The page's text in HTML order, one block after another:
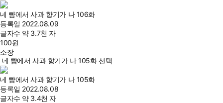
네 뺨에서 사과 향기가 나 106화
등록일 2022.08.09
글자수 약 3.7천 자
100원
소장
네 뺨에서 사과 향기가 나 105화 선택
네 뺨에서 사과 향기가 나 105화
등록일 2022.08.08
글자수 약 3.4천 자